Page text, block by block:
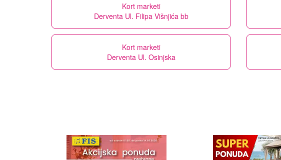
Kort marketi
Derventa Ul. Filipa Višnjića bb
Kort marketi
Derventa Ul. Osinjska